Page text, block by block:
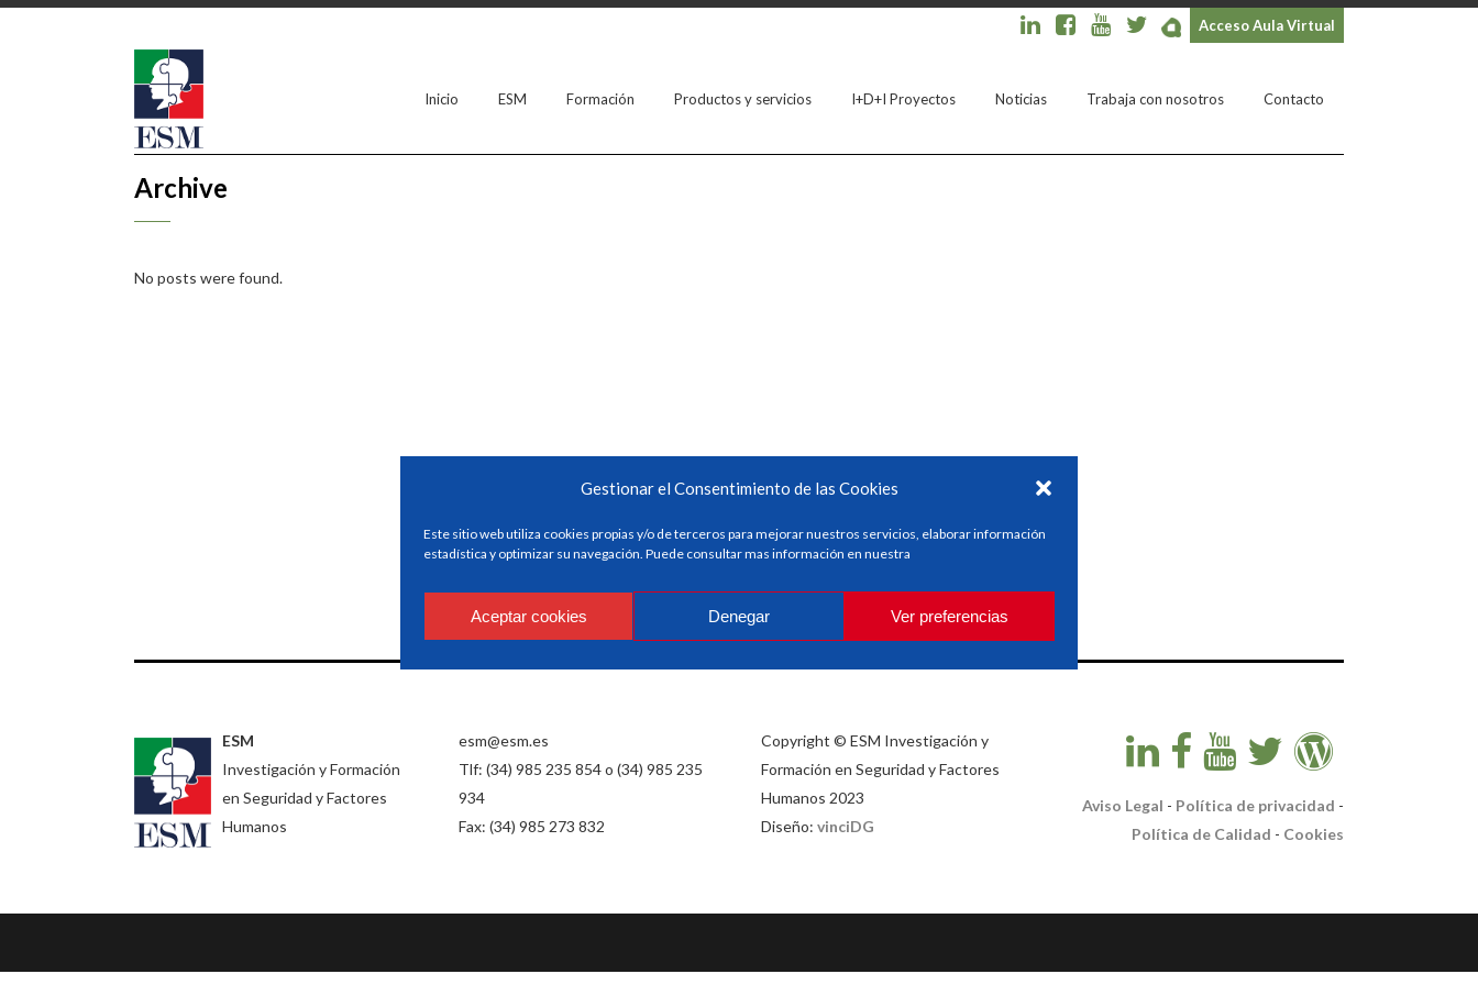
Gestionar el Consentimiento de las Cookies
Este sitio web utiliza cookies propias y/o de terceros para mejorar nuestros servicios, elaborar información
estadística y optimizar su navegación. Puede consultar mas información en nuestra
Aceptar cookies Denegar Ver preferencias
Acceso Aula Virtual
Inicio ESM Formación Productos y servicios I+D+I Proyectos Noticias Trabaja con nosotros Contacto
Archive
No posts were found.
ESM
Investigación y Formación
en Seguridad y Factores
Humanos
esm@esm.es
Tlf: (34) 985 235 854 o (34) 985 235
934
Fax: (34) 985 273 832
Copyright © ESM Investigación y
Formación en Seguridad y Factores
Humanos 2023
Diseño: vinciDG
Aviso Legal - Política de privacidad -
Política de Calidad - Cookies